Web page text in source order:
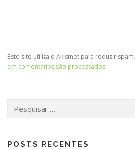
Este site utiliza o Akismet para reduzir spam.
em comentários são processados.
por:
POSTS RECENTES